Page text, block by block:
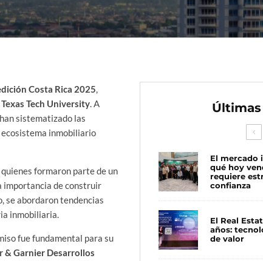
Costa Rica 2025,
Texas Tech University. A
sistematizado las
inmobiliario
quienes formaron parte de un
importancia de construir
se abordaron tendencias
inmobiliaria.
fue fundamental para su
& Garnier Desarrollos
El mercado
qué hoy
requiere
confianza
El Real
años:
de valor